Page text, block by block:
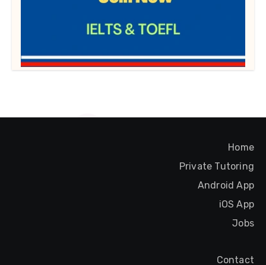
Home
Private Tutoring
Android App
iOS App
Jobs
Contact